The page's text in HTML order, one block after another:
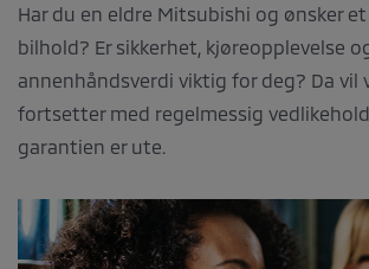
Har du en eldre Mitsubishi og ønsker
bilhold? Er sikkerhet, kjøreopplevelse
annenhåndsverdi viktig for deg? Da vil
fortsetter med regelmessig
garantien er ute.